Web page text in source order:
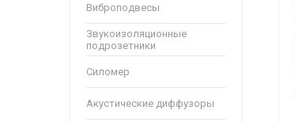
Виброподвесы
Звукоизоляционные
подрозетники
Силомер
Акустические диффузоры